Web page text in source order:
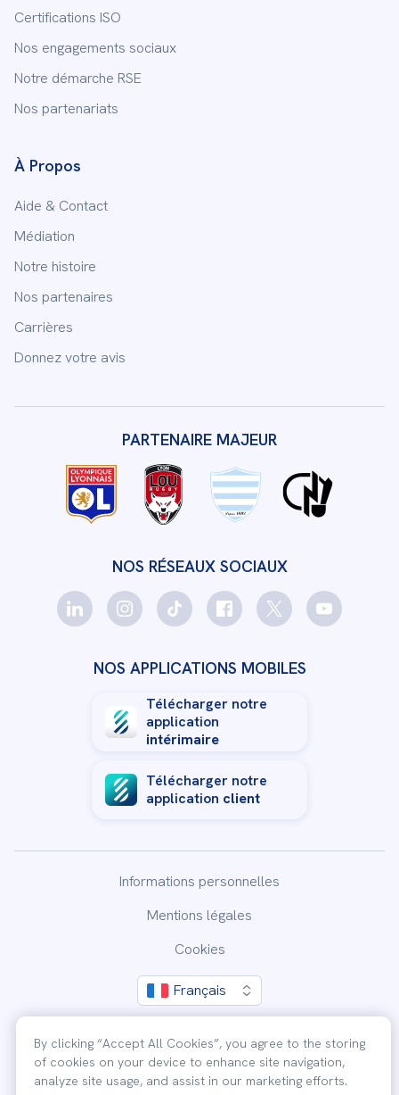
Certifications ISO
Nos engagements sociaux
Notre démarche RSE
Nos partenariats
À Propos
Aide & Contact
Médiation
Notre histoire
Nos partenaires
Carrières
Donnez votre avis
NOS RÉSEAUX SOCIAUX
PARTENAIRE MAJEUR
NOS APPLICATIONS MOBILES
Télécharger notre
application
intérimaire
Télécharger notre
application client
Informations personnelles
Mentions légales
Cookies
Français
By clicking “Accept All Cookies”, you agree to the storing
of cookies on your device to enhance site navigation,
Accept All Cookies
Cookies Settings